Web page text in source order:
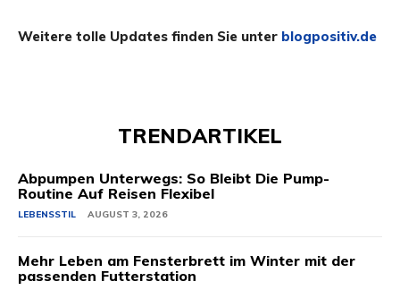
Weitere tolle Updates finden Sie unter blogpositiv.de
TRENDARTIKEL
Abpumpen Unterwegs: So Bleibt Die Pump-
Routine Auf Reisen Flexibel
LEBENSSTIL AUGUST 3, 2026
Mehr Leben am Fensterbrett im Winter mit der
passenden Futterstation